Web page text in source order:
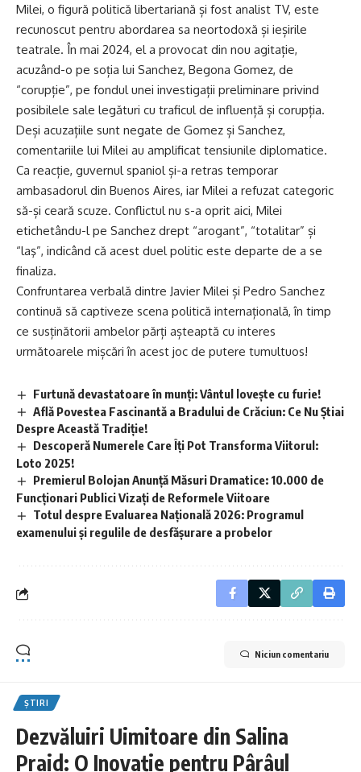
Milei, o figură politică libertariană și fost analist TV, este
recunoscut pentru abordarea sa neortodoxă și ieșirile
teatrale. În mai 2024, el a provocat din nou agitație,
acuzând-o pe soția lui Sanchez, Begona Gomez, de
“corupție”, pe fondul unei investigații preliminare privind
posibilele sale legături cu traficul de influență și corupția.
Deși acuzațiile sunt negate de Gomez și Sanchez,
comentariile lui Milei au amplificat tensiunile diplomatice.
Ca reacție, guvernul spaniol și-a retras temporar
ambasadorul din Buenos Aires, iar Milei a refuzat categoric
să-și ceară scuze. Conflictul nu s-a oprit aici, Milei
etichetându-l pe Sanchez drept “arogant”, “totalitar” și
“laş”, indicând că acest duel politic este departe de a se
finaliza.
Confruntarea verbală dintre Javier Milei și Pedro Sanchez
continuă să captiveze scena politică internațională, în timp
ce susținătorii ambelor părți așteaptă cu interes
următoarele mișcări în acest joc de putere tumultuos!
Furtună devastatoare în munți: Vântul lovește cu furie!
Află Povestea Fascinantă a Bradului de Crăciun: Ce Nu Știai
Despre Această Tradiție!
Descoperă Numerele Care Îți Pot Transforma Viitorul:
Loto 2025!
Premierul Bolojan Anunță Măsuri Dramatice: 10.000 de
Funcționari Publici Vizați de Reformele Viitoare
Totul despre Evaluarea Națională 2026: Programul
examenului și regulile de desfășurare a probelor
Niciun comentariu
ȘTIRI
Dezvăluiri Uimitoare din Salina
Praid: O Inovație pentru Pârâul